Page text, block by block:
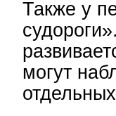
Также у
могут